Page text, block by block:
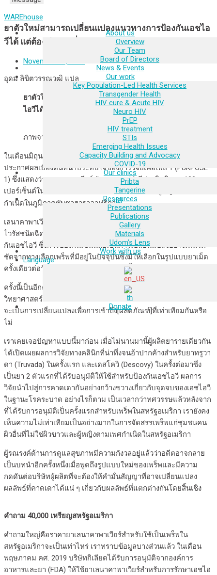
WAREhouse
About us
Overview
Our Team
Board of Directors
News & Events
Our work
Key Population-Led Health Services
Transgender Health
HIV cure & Acute HIV
Neuro HIV
PrEP
HIV treatment
STIs
Emerging Health Issues
Capacity Building and Advocacy
COVID-19
Our clinics
Pribta
Tangerine
Resources
Presentations
Publications
Gallery
Materials
Udom’s Lens
Work with us
Language
Donate
ยาตัวใหม่สามารถเปลี่ยนแปลงแนวทางการป้องกันเอชไอ
วีได้ แต่ต้องมีราคาที่เหมาะสม
November 13, 2024
อุดม ลิขิตวรรณวุฒิ แปล
ยาตัวใหม่สามารถเปลี่ยนแปลงแนวทางการป้องกันเอช
ไอวีได้
แต่ต้องมีราคาที่เหมาะสม[1]
ภาพจาก EATG European AIDS Treatment Group
ในเดือนมิถุนายน บริษัทกิเลียด ไซแอนซ์ (Gilead Sciences) ได้
ประกาศผลเบื้องต้นที่น่าประทับใจของการวิจัยเพอเพิส 1 (PURPOSE
1) ซึ่งแสดงว่าเลนาคาพาเวียร์ (lenacapavir) มีประสิทธิภาพ 100
เปอร์เซ็นต์ในการป้องกันการติดเอชไอวีรายใหม่ในผู้หญิงตามเพศ
กำเนิดในภูมิภาคซับซาฮาราอาฟริกา[2]
เลนาคาพาเวียร์เป็นยาที่กำลังอยู่ในระหว่างการวิจัยในรูปแบบยาต้าน
ไวรัสชนิดฉีดที่สามารถใช้ได้ทุกๆหกเดือนก่อนการสัมผัสเชื้อเพื่อป้อง
กันเอชไอวี ซึ่งการป้องกันเช่นนี้ถือเป็นการเปลี่ยนแปลงอย่างเห็นได้
ชัดจากทางเลือกเพร็พที่มีอยู่ในปัจจุบันซึ่งมีให้เลือกในรูปแบบยาเม็ด
ครั้งเดียวต่อวัน หรือยาฉีดทุก 2 เดือนเท่านั้น
ครั้งนี้เป็นอีกครั้งหนึ่งที่ชุมชนเอชไอวีต้องพบกับการเปลี่ยนแปลงทาง
วิทยาศาสตร์ และเป็นอีกครั้งหนึ่งเช่นเดียวกันที่ยังคงมีคำถามว่ามัน
จะเป็นการเปลี่ยนแปลงเพื่อการเข้าถึง[ผลิตภัณฑ์]ที่เท่าเทียมกันหรือ
ไม่
เราเคยเจอปัญหาแบบนี้มาก่อน เมื่อไม่นานมานี้ผู้ผลิตยารายเดียวกัน
ได้เปิดเผยผลการวิจัยทางคลินิกที่น่าทึ่งจนอ้าปากค้างสำหรับยาทรูวา
ดา (Truvada) ในครั้งแรก และเดสโควิ (Descovy) ในครั้งต่อมาซึ่ง
เป็นยา 2 ตัวแรกที่ได้รับอนุมัติให้ใช้สำหรับป้องกันเอชไอวี ผลการ
วิจัยนำไปสู่การคาดเดากันอย่างกว้างขวางเกี่ยวกับจุดจบของเอชไอวี
ในฐานะโรคระบาด อย่างไรก็ตาม เป็นเวลากว่าทศวรรษแล้วหลังจาก
ที่ได้รับการอนุมัติเป็นครั้งแรกสำหรับเพร็พในสหรัฐอเมริกา เรายังคง
เห็นความไม่เท่าเทียมเป็นอย่างมากในการจัดสรรเพร็พแก่ชุมชนคน
ผิวอื่นที่ไม่ใช่ผิวขาวและผู้หญิงตามเพศกำเนิดในสหรัฐอเมริกา
ผู้รณรงค์ด้านการดูแลสุขภาพมีความกังวลอยู่แล้วว่าอดีตอาจกลาย
เป็นบทนำอีกครั้งหนึ่งเมื่อพูดถึงรูปแบบใหม่ของเพร็พและมีความ
กดดันต่อบริษัทผู้ผลิตที่จะต้องให้คำมั่นสัญญาที่อาจเปลี่ยนแปลง
ผลลัพธ์ที่คาดเดาได้แน่ ๆ เกี่ยวกับผลลัพธ์ที่แตกต่างกันโดยสิ้นเชิง
คำถาม 40,000 เหรียญสหรัฐอเมริกา
คำถามใหญ่คือราคายาเลนาคาพาเวียร์สำหรับใช้เป็นเพร็พใน
สหรัฐอเมริกาจะเป็นเท่าไหร่ เราทราบข้อมูลบางส่วนแล้ว ในเดือน
พฤษภาคม คศ. 2019 บริษัทกิเลียดได้รับการอนุมัติจากองค์การ
อาหารและยา (FDA) ให้ใช้ยาเลนาคาพาเวียร์สำหรับการรักษาเอชไอ